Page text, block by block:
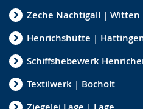
Zeche Nachtigall | Witten
Henrichshütte |
Schiffshebewerk
Textilwerk | Bocholt